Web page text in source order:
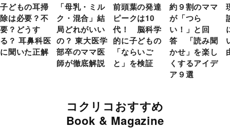
子どもの耳掃
除は必要？不
要？どうす
る？ 耳鼻科医
に聞いた正解
「母乳・ミル
ク・混合」結
局どれがいい
の？ 東大医学
部卒のママ医
師が徹底解説
前頭葉の発達
ピークは10
代！ 脳科学
的に子どもの
「ならいご
と」を検証
約９割のママ
が「つら
い！」と回
答 「読み聞
かせ」を楽し
くするアイデ
ア９選
コクリコおすすめ
Book & Magazine